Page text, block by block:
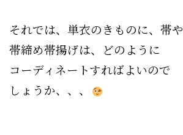
それでは、単衣のきものに、帯や
帯締め帯揚げは、どのように
コーディネートすればよいので
しょうか、、、